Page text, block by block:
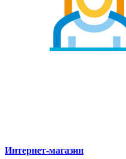
Интернет-магазин